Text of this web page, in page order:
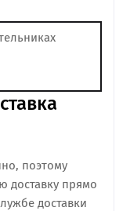
поэтому
доставку прямо
доставки